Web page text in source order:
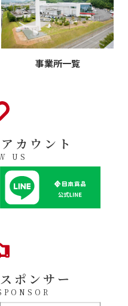
事業所一覧
カウント
US
ポンサー